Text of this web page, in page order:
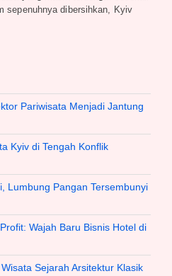
sepenuhnya dibersihkan, Kyiv
Pariwisata Menjadi Jantung
Kyiv di Tengah Konflik
Lumbung Pangan Tersembunyi
Wajah Baru Bisnis Hotel di
Sejarah Arsitektur Klasik